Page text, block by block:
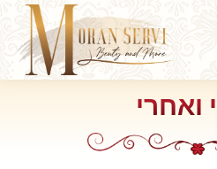
ואחרי
You are here: